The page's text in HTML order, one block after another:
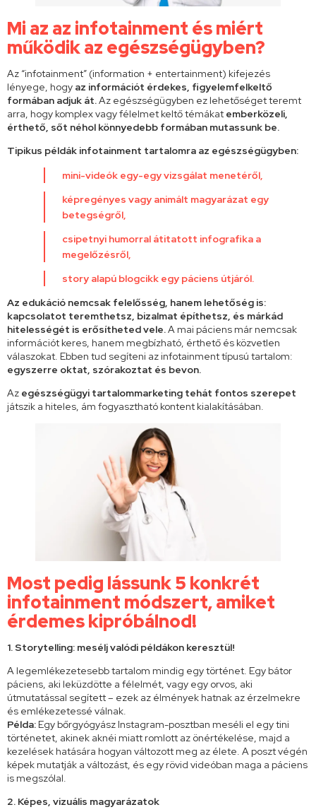
Mi az az infotainment és miért
működik az egészségügyben?
Az “infotainment” (information + entertainment) kifejezés
lényege, hogy az információt érdekes, figyelemfelkeltő
formában adjuk át.Az egészségügyben ez lehetőséget teremt
arra, hogy komplex vagy félelmet keltő témákat emberközeli,
érthető, sőt néhol könnyedebb formában mutassunk be.
Tipikus példák infotainment tartalomra az egészségügyben:
mini-videók egy-egy vizsgálat menetéről,
képregényes vagy animált magyarázat egy
betegségről,
csipetnyi humorral átitatott infografika a
megelőzésről,
story alapú blogcikk egy páciens útjáról.
Az edukáció nemcsak felelősség, hanem lehetőség is:
kapcsolatot teremthetsz, bizalmat építhetsz, és márkád
hitelességét is erősítheted vele.A mai páciens már nemcsak
információt keres, hanem megbízható, érthető és közvetlen
válaszokat. Ebben tud segíteni az infotainment típusú tartalom:
egyszerre oktat, szórakoztat és bevon.
Az egészségügyi tartalommarketing tehát fontos szerepet
játszik a hiteles, ám fogyasztható kontent kialakításában.
Most pedig lássunk 5 konkrét
infotainment módszert, amiket
érdemes kipróbálnod!
1. Storytelling: mesélj valódi példákon keresztül!
A legemlékezetesebb tartalom mindig egy történet. Egy bátor
páciens, aki leküzdötte a félelmét, vagy egy orvos, aki
útmutatással segített – ezek az élmények hatnak az érzelmekre
és emlékezetessé válnak.
Példa: Egy bőrgyógyász Instagram-posztban meséli el egy tini
történetet, akinek aknéi miatt romlott az önértékelése, majd a
kezelések hatására hogyan változott meg az élete. A poszt végén
képek mutatják a változást, és egy rövid videóban maga a páciens
is megszólal.
2. Képes, vizuális magyarázatok